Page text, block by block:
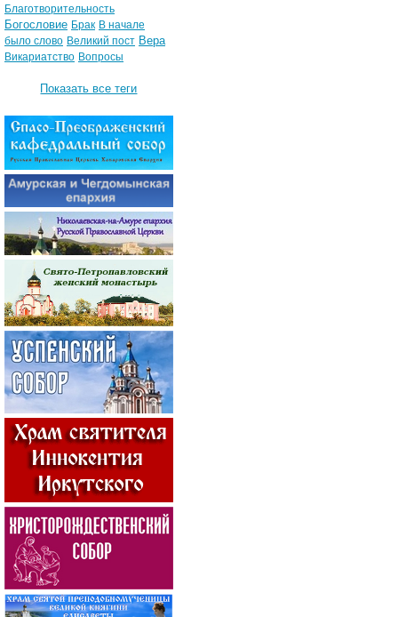
Благотворительность
Богословие Брак В начале
было слово Великий пост Вера
Викариатство Вопросы
Показать все теги